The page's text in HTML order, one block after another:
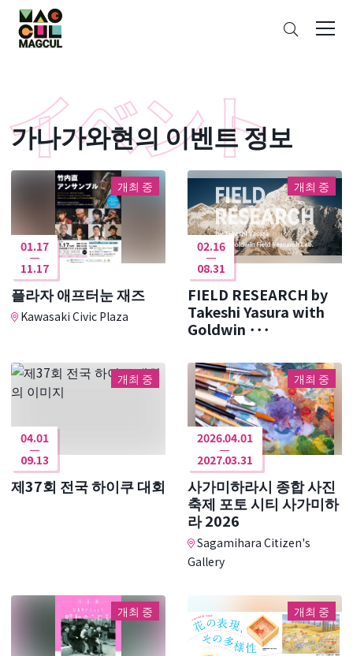
ン
テ
ン
ス
キ
ッ
プ
가나가와현의 이벤트 정보
개최 중
01.17
11.17
플라자 애프터눈 재즈
Kawasaki Civic Plaza
개최 중
02.16
08.31
FIELD RESEARCH by
Takeshi Yasura with
Goldwin ･･･
개최 중
04.01
09.13
제37회 전국 하이쿠 대회
개최 중
2026.04.01
2027.03.31
사가미하라시 종합 사진
축제 포토 시티 사가미하
라 2026
Sagamihara Citizen's
Gallery
개최 중 개최 중